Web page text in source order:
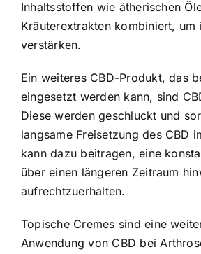
Inhaltsstoffen wie ätherischen
Kräuterextrakten kombiniert, um
verstärken.
Ein weiteres CBD-Produkt, das
eingesetzt werden kann, sind
Diese werden geschluckt und
langsame Freisetzung des CBD
kann dazu beitragen, eine
über einen längeren Zeitraum
aufrechtzuerhalten.
Topische Cremes sind eine
Anwendung von CBD bei